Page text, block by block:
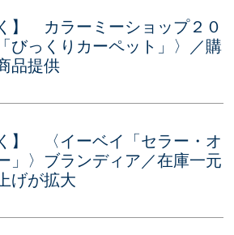
】 カラーミーショップ２０
びっくりカーペット」〉／購
品提供
】 〈イーベイ「セラー・オ
」〉ブランディア／在庫一元
げが拡大